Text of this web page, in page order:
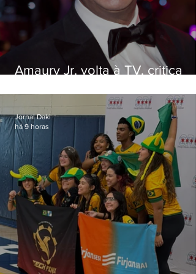
Amaury Jr. volta à TV, critica
viraram colunistas de si
Jornal Daki
há 9 horas